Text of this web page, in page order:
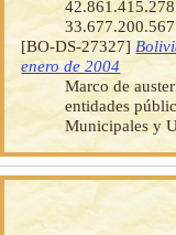
[BO-DS-27327]
enero de 2004
Marco de
entidades
Municipales y